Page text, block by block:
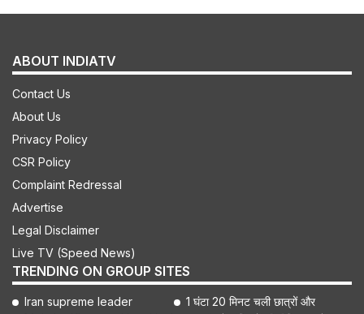
ABOUT INDIATV
Contact Us
About Us
Privacy Policy
CSR Policy
Complaint Redressal
Advertise
Legal Disclaimer
Live TV (Speed News)
TRENDING ON GROUP SITES
Iran supreme leader
1 घंटा 20 मिनट चली छात्रों और